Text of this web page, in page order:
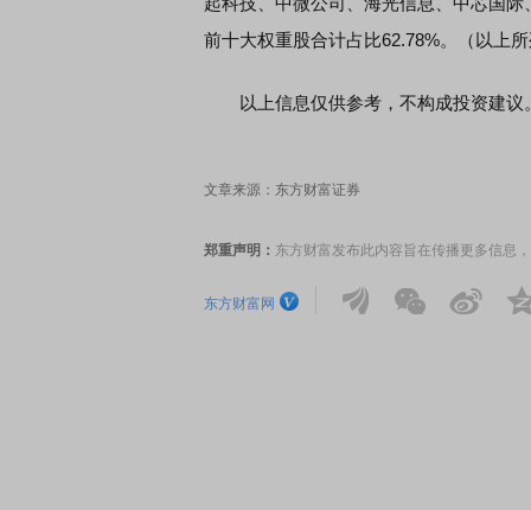
前十大权重股合计占比62.78%。（以上
以上信息仅供参考，不构成投资建议
文章来源：东方财富证券
郑重声明： 东方财富发布此内容旨在传播更多信息
东方财富网